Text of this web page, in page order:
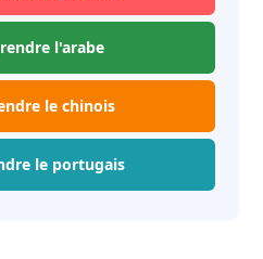
l'arabe
le chinois
le portugais